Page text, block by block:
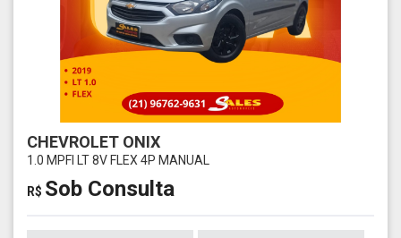
CHEVROLET ONIX
1.0 MPFI LT 8V FLEX 4P MANUAL
R$ Sob Consulta